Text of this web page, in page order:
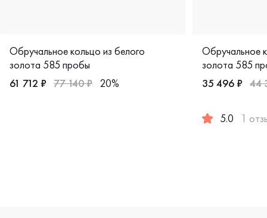
585 пробы, comfort fit, дизайнерская, 200-000-950
Обручальное кольцо из белого
золота 585 пробы
Женские, мужские, парные, белое золото 585 пробы,
61 712 ₽ 77 140 ₽ 20%
Обручальное
золота 585
35 496 ₽ 44
5.0 1